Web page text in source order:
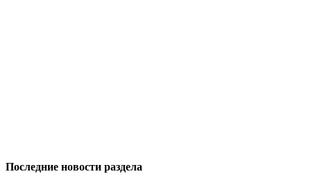
Последние новости раздела